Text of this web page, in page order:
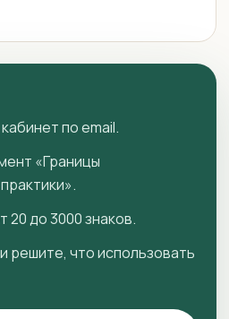
по email.
«Границы
20 до 3000 знаков.
решите, что использовать